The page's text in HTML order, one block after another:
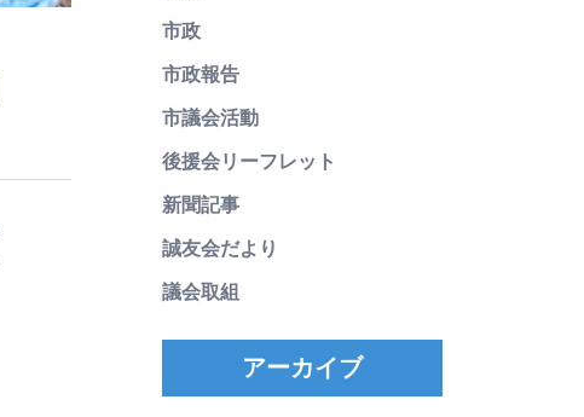
市政
市政報告
市議会活動
後援会リーフレット
新聞記事
誠友会だより
議会取組
アーカイブ